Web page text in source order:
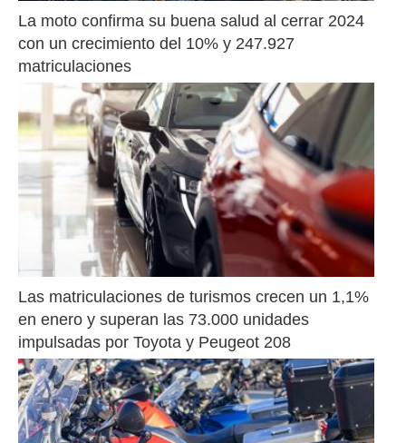
La moto confirma su buena salud al cerrar 2024
con un crecimiento del 10% y 247.927
matriculaciones
Las matriculaciones de turismos crecen un 1,1%
en enero y superan las 73.000 unidades
impulsadas por Toyota y Peugeot 208